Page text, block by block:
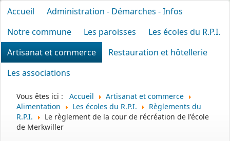
Accueil
Administration - Démarches - Infos
Notre commune
Les paroisses
Les écoles du R.P.I.
Artisanat et commerce
Restauration et hôtellerie
Les associations
Vous êtes ici : Accueil
Artisanat et commerce
Alimentation
Les écoles du R.P.I.
Règlements du
R.P.I.
Le règlement de la cour de récréation de l'école
de Merkwiller